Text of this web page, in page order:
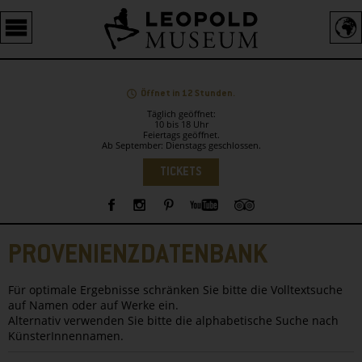
Barrierefreie
Bedienung
der
Öffnet in 12 Stunden.
Täglich geöffnet:
10 bis 18 Uhr
Feiertags geöffnet.
Ab September: Dienstags geschlossen.
TICKETS
Sidebar
PROVENIENZDATENBANK
Für optimale Ergebnisse schränken Sie bitte die Volltextsuche
auf Namen oder auf Werke ein.
Alternativ verwenden Sie bitte die alphabetische Suche nach
KünsterInnennamen.